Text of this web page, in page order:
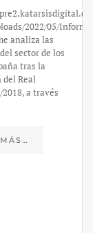
Bank:
–